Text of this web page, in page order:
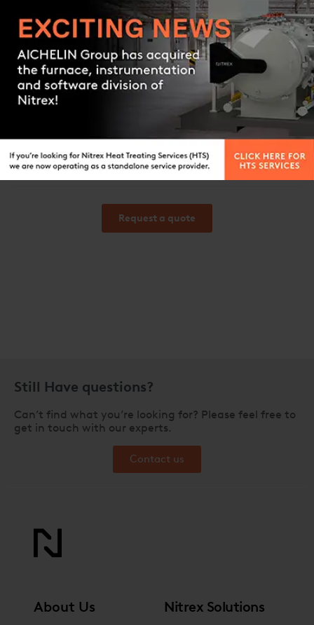
Manuel OXYFIRE_LT
USER GUIDE
Installation Guide OXYFIRE
DOCUMENTS TECHNIQUES Sulphuric Aci
d Production
WHITEPAPER
Request a quote
Still Have questions?
Can’t find what you’re looking for? Please feel free to
get in touch with our experts.
Contact us
About Us Nitrex Solutions
Contact us